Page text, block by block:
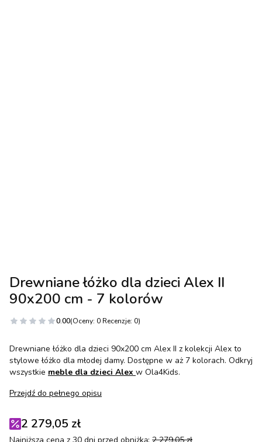
Drewniane łóżko dla dzieci Alex II
90x200 cm - 7 kolorów
0.00(Oceny: 0 Recenzje: 0)
Drewniane łóżko dla dzieci 90x200 cm Alex II z kolekcji Alex to
stylowe łóżko dla młodej damy. Dostępne w aż 7 kolorach. Odkryj
wszystkie meble dla dzieci Alex w Ola4Kids.
Przejdź do pełnego opisu
2 279,05 zł